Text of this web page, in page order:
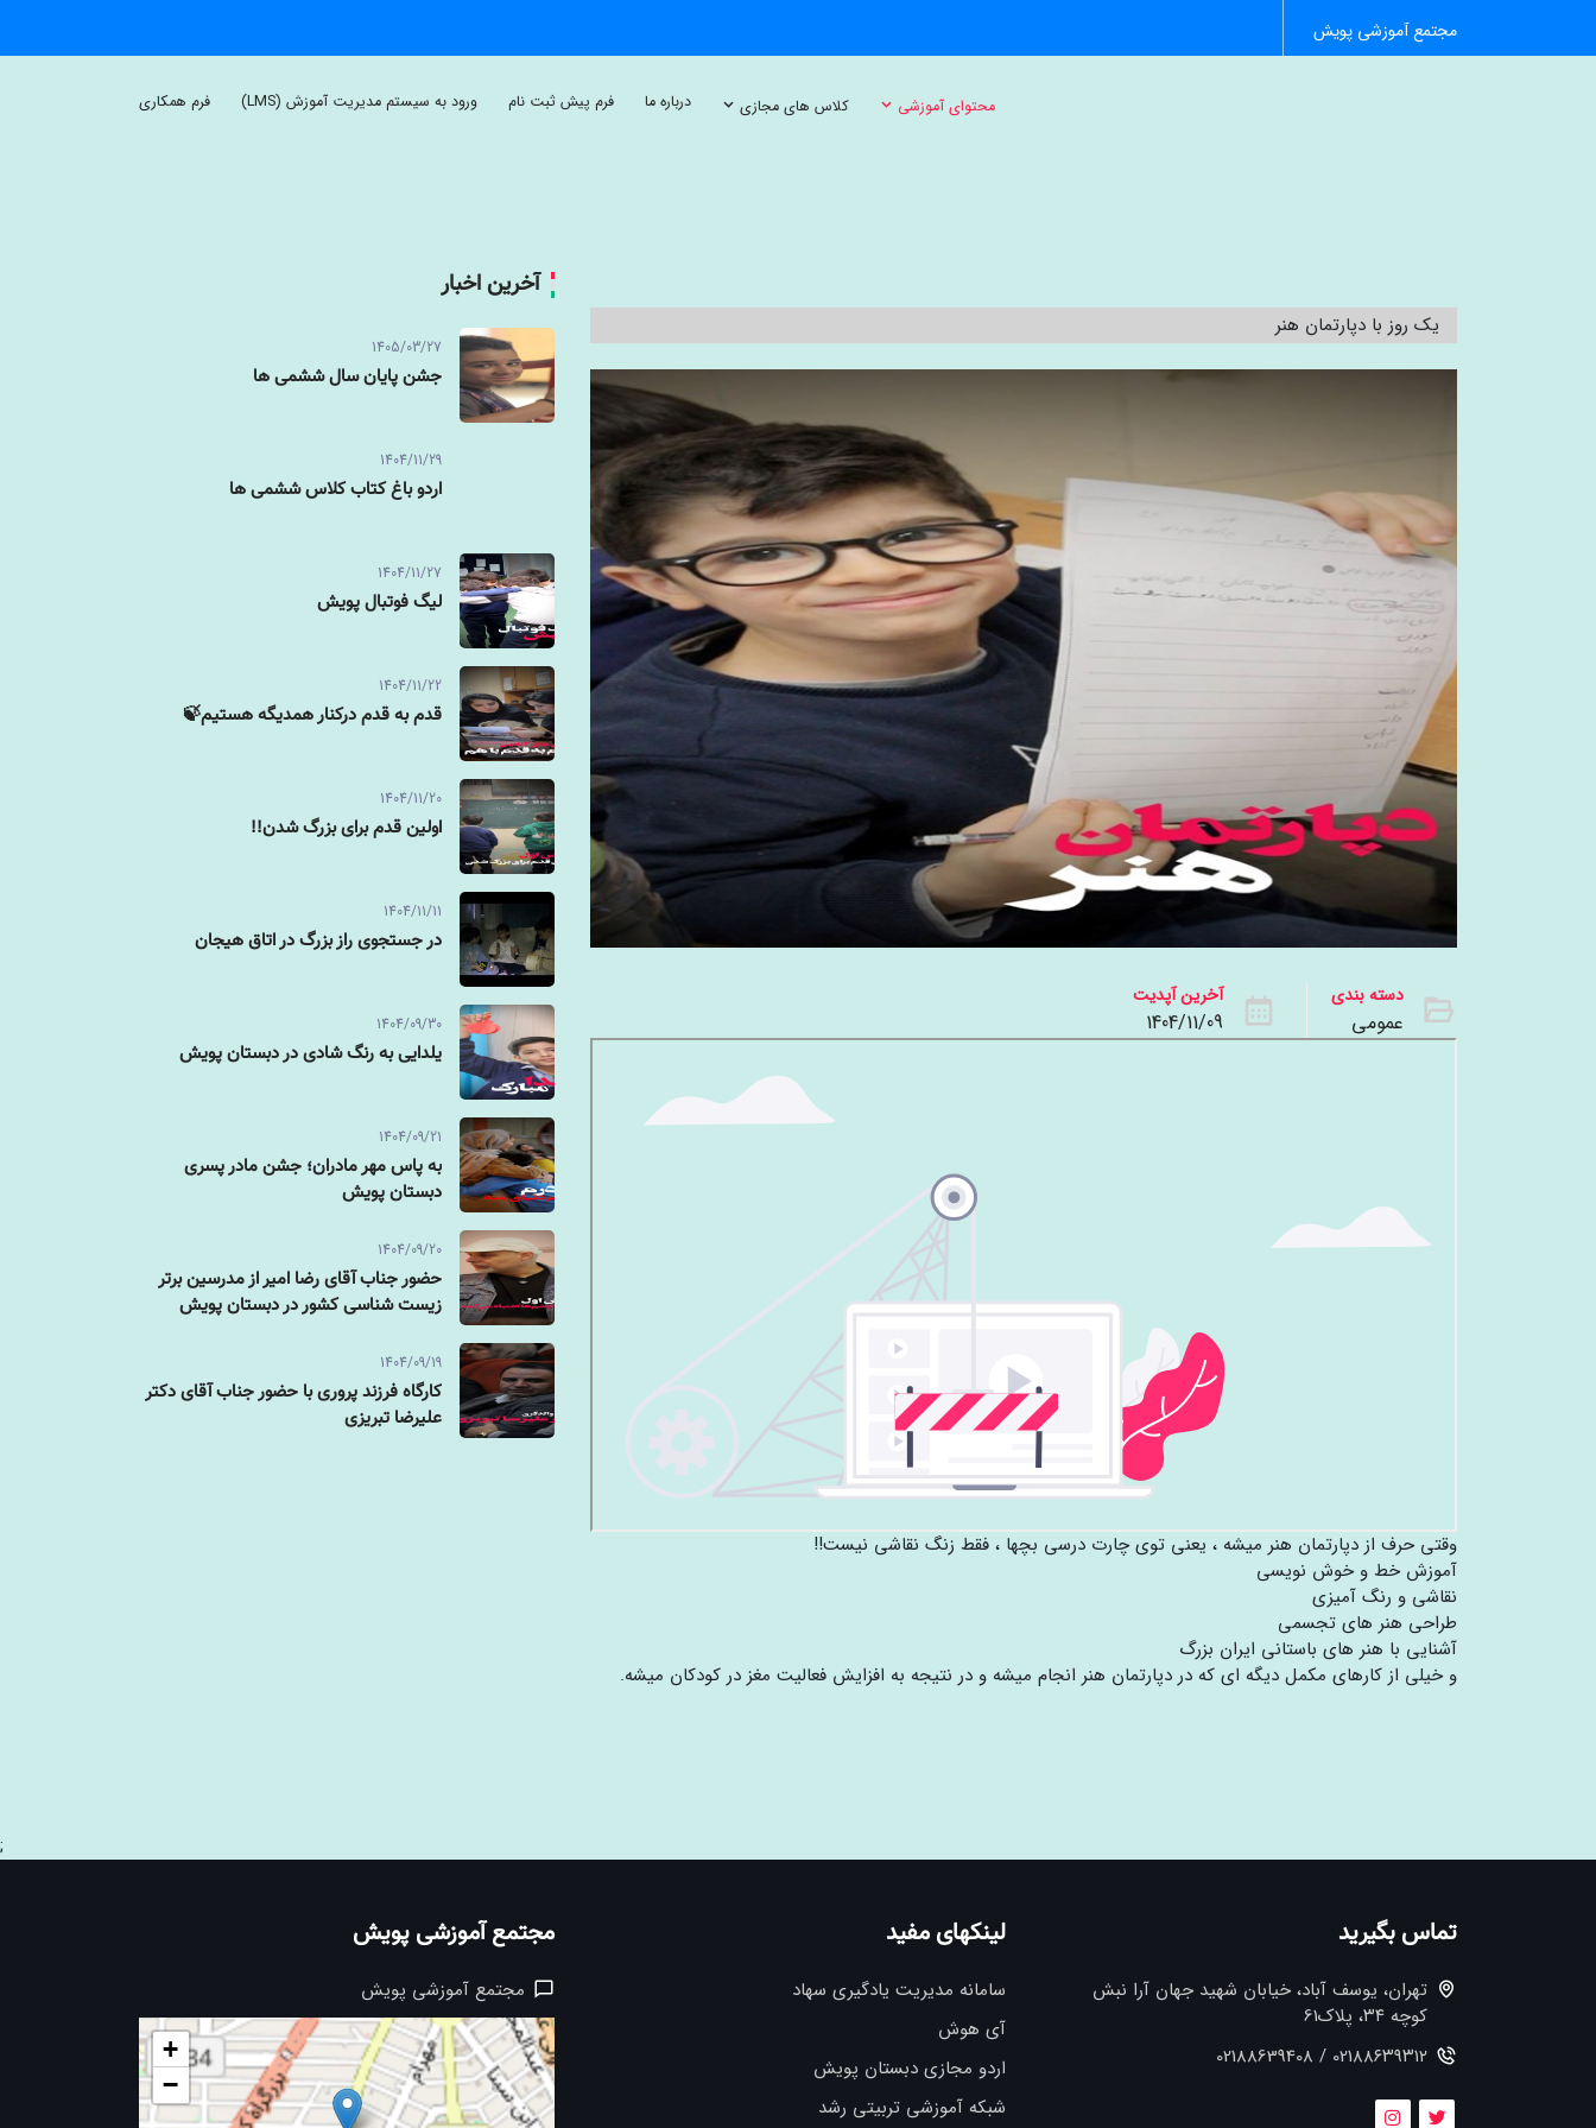
مجتمع آموزشی پویش
محتوای آموزشی کلاس های مجازی درباره ما فرم پیش ثبت نام ورود به سیستم مدیریت آموزش (LMS) فرم همکاری
یک روز با دپارتمان هنر
دسته بندی
عمومی
آخرین آپدیت
1404/11/09
وقتی حرف از دپارتمان هنر میشه ، یعنی توی چارت درسی بچها ، فقط زنگ نقاشی نیست!!
آموزش خط و خوش نویسی
نقاشی و رنگ آمیزی
طراحی هنر های تجسمی
آشنایی با هنر های باستانی ایران بزرگ
و خیلی از کارهای مکمل دیگه ای که در دپارتمان هنر انجام میشه و در نتیجه به افزایش فعالیت مغز در کودکان میشه.
آخرین اخبار
1405/03/27
جشن پایان سال ششمی ها
1404/11/29
اردو باغ کتاب کلاس ششمی ها
1404/11/27
لیگ فوتبال پویش
1404/11/22
قدم به قدم درکنار همدیگه هستیم🍃
1404/11/20
اولین قدم برای بزرگ شدن!!
1404/11/11
در جستجوی راز بزرگ در اتاق هیجان
1404/09/30
یلدایی به رنگ شادی در دبستان پویش
1404/09/21
به پاس مهر مادران؛ جشن مادر پسری
دبستان پویش
1404/09/20
حضور جناب آقای رضا امیر از مدرسین برتر
زیست شناسی کشور در دبستان پویش
1404/09/19
کارگاه فرزند پروری با حضور جناب آقای دکتر
علیرضا تبریزی
;
تماس بگیرید
تهران، یوسف آباد، خیابان شهید جهان آرا نبش
کوچه ۳۴، پلاک61
021۸۸۶۳۹۳۱۲ / 02188639408
لینکهای مفید
سامانه مدیریت یادگیری سهاد
آی هوش
اردو مجازی دبستان پویش
شبکه آموزشی تربیتی رشد
مجتمع آموزشی پویش
مجتمع آموزشی پویش
+
−